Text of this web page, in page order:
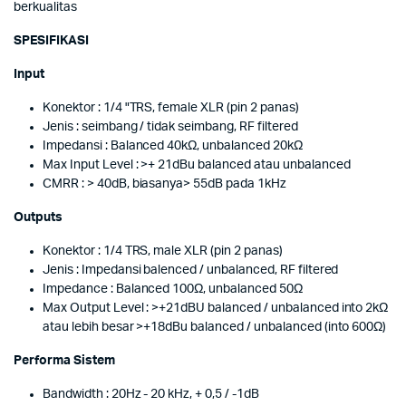
berkualitas
SPESIFIKASI
Input
Konektor : 1/4 "TRS, female XLR (pin 2 panas)
Jenis : seimbang / tidak seimbang, RF filtered
Impedansi : Balanced 40kΩ, unbalanced 20kΩ
Max Input Level : >+ 21dBu balanced atau unbalanced
CMRR : > 40dB, biasanya> 55dB pada 1kHz
Outputs
Konektor : 1/4 TRS, male XLR (pin 2 panas)
Jenis : Impedansi balenced / unbalanced, RF filtered
Impedance : Balanced 100Ω, unbalanced 50Ω
Max Output Level : >+21dBU balanced / unbalanced into 2kΩ
atau lebih besar >+18dBu balanced / unbalanced (into 600Ω)
Performa Sistem
Bandwidth : 20Hz - 20 kHz, + 0,5 / -1dB